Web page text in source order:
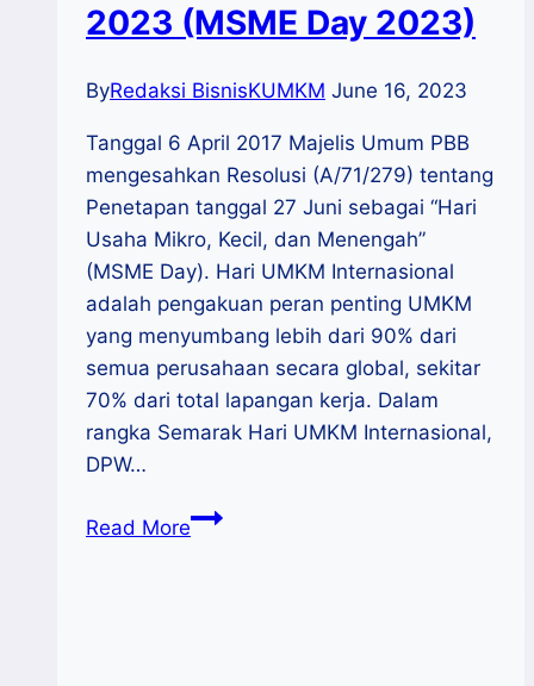
2023 (MSME Day 2023)
ByRedaksi BisnisKUMKM June 16, 2023
Tanggal 6 April 2017 Majelis Umum PBB
mengesahkan Resolusi (A/71/279) tentang
Penetapan tanggal 27 Juni sebagai “Hari
Usaha Mikro, Kecil, dan Menengah”
(MSME Day). Hari UMKM Internasional
adalah pengakuan peran penting UMKM
yang menyumbang lebih dari 90% dari
semua perusahaan secara global, sekitar
70% dari total lapangan kerja. Dalam
rangka Semarak Hari UMKM Internasional,
DPW…
Read MoreEvent